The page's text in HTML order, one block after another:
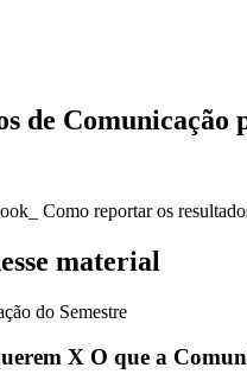
de Comunicação
material
X O que a